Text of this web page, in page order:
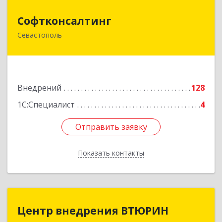
Софтконсалтинг
Севастополь
Внедрений
128
1С:Специалист
4
Отправить заявку
Показать контакты
299805, Севастополь г, Тыловое с, Лазурная ул,
Отправить заявку
Назад
Центр внедрения ВТЮРИН